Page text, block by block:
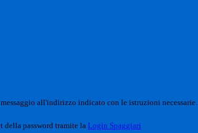
all'indirizzo indicato con le istruzioni necessarie.
della password tramite la Login Spaggiari